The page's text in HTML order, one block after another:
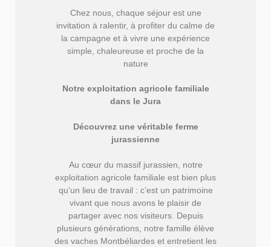
Chez nous, chaque séjour est une
invitation à ralentir, à profiter du calme de
la campagne et à vivre une expérience
simple, chaleureuse et proche de la
nature
Notre exploitation agricole familiale
dans le Jura
Découvrez une véritable ferme
jurassienne
Au cœur du massif jurassien, notre
exploitation agricole familiale est bien plus
qu’un lieu de travail : c’est un patrimoine
vivant que nous avons le plaisir de
partager avec nos visiteurs. Depuis
plusieurs générations, notre famille élève
des vaches Montbéliardes et entretient les